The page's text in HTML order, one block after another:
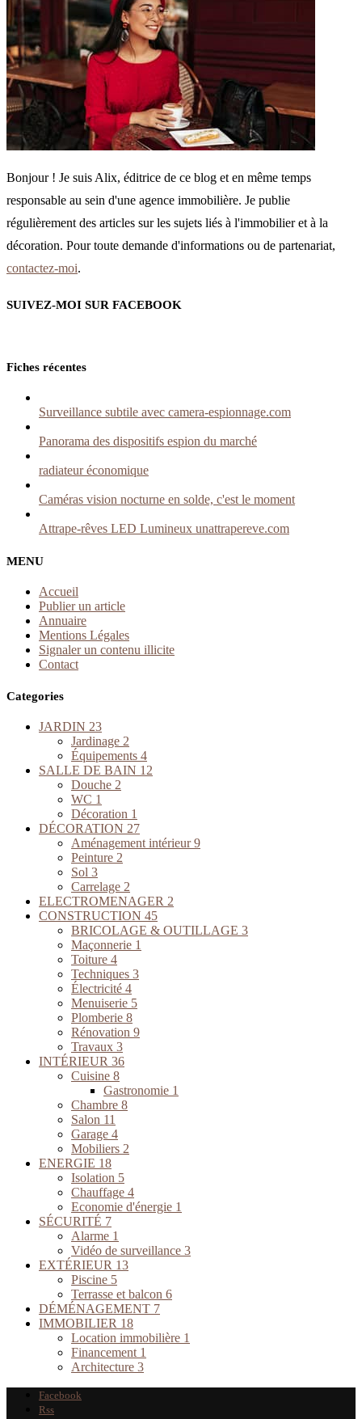
Bonjour ! Je suis Alix, éditrice de ce blog et en même temps
responsable au sein d'une agence immobilière. Je publie
régulièrement des articles sur les sujets liés à l'immobilier et à la
décoration. Pour toute demande d'informations ou de partenariat,
contactez-moi.
SUIVEZ-MOI SUR FACEBOOK
Fiches récentes
Surveillance subtile avec camera-espionnage.com
Panorama des dispositifs espion du marché
radiateur économique
Caméras vision nocturne en solde, c'est le moment
Attrape-rêves LED Lumineux unattrapereve.com
MENU
Accueil
Publier un article
Annuaire
Mentions Légales
Signaler un contenu illicite
Contact
Categories
JARDIN 23
Jardinage 2
Équipements 4
SALLE DE BAIN 12
Douche 2
WC 1
Décoration 1
DÉCORATION 27
Aménagement intérieur9
Peinture 2
Sol 3
Carrelage 2
ELECTROMENAGER 2
CONSTRUCTION 45
BRICOLAGE & OUTILLAGE 3
Maçonnerie 1
Toiture 4
Techniques 3
Électricité 4
Menuiserie 5
Plomberie 8
Rénovation 9
Travaux 3
INTÉRIEUR 36
Cuisine 8
Gastronomie 1
Chambre 8
Salon 11
Garage 4
Mobiliers 2
ENERGIE 18
Isolation 5
Chauffage 4
Economie d'énergie 1
SÉCURITÉ 7
Alarme 1
Vidéo de surveillance 3
EXTÉRIEUR 13
Piscine 5
Terrasse et balcon 6
DÉMÉNAGEMENT 7
IMMOBILIER 18
Location immobilière 1
Financement 1
Architecture 3
Facebook
Rss